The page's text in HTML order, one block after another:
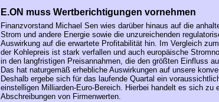
E.ON muss Wertberichtigungen vornehmen
Finanzvorstand Michael Sen wies darüber hinaus auf die
Strom und andere Energie sowie die unzureichenden
Auswirkung auf die erwartete Profitabilität hin. Im Vergleich
der Kohlepreis ist stark verfallen und auch europäische
in den langfristigen Preisannahmen, die den größten Einfluss
Das hat naturgemäß erhebliche Auswirkungen auf unsere
Deshalb ergebe sich für das laufende Quartal ein
einstelligen Milliarden-Euro-Bereich. Hierbei handelt es sich zu
Abschreibungen von Firmenwerten.